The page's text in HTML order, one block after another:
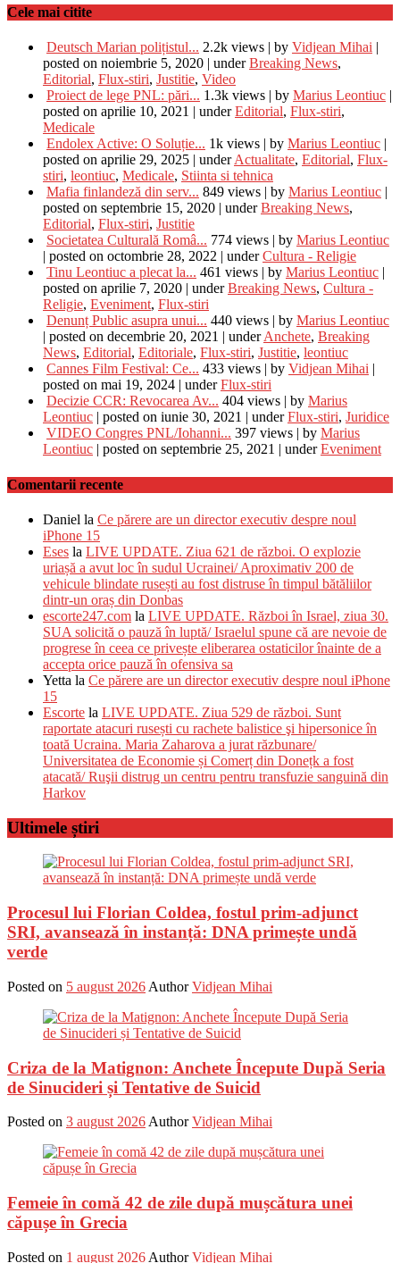
Cele mai citite
Deutsch Marian polițistul... 2.2k views | by Vidjean Mihai |
posted on noiembrie 5, 2020 | underBreaking News,
Editorial, Flux-stiri, Justitie, Video
Proiect de lege PNL: pări... 1.3k views | by Marius Leontiuc |
posted on aprilie 10, 2021 | underEditorial, Flux-stiri,
Medicale
Endolex Active: O Soluție... 1k views | by Marius Leontiuc |
posted on aprilie 29, 2025 | underActualitate, Editorial, Flux-
stiri, leontiuc, Medicale, Stiinta si tehnica
Mafia finlandeză din serv... 849 views | by Marius Leontiuc |
posted on septembrie 15, 2020 | underBreaking News,
Editorial, Flux-stiri, Justitie
Societatea Culturală Româ... 774 views | by Marius Leontiuc
| posted on octombrie 28, 2022 | underCultura - Religie
Tinu Leontiuc a plecat la... 461 views | by Marius Leontiuc |
posted on aprilie 7, 2020 | underBreaking News, Cultura -
Religie, Eveniment, Flux-stiri
Denunț Public asupra unui... 440 views | by Marius Leontiuc
| posted on decembrie 20, 2021 | underAnchete, Breaking
News, Editorial, Editoriale, Flux-stiri, Justitie, leontiuc
Cannes Film Festival: Ce... 433 views | by Vidjean Mihai |
posted on mai 19, 2024 | underFlux-stiri
Decizie CCR: Revocarea Av... 404 views | by Marius
Leontiuc | posted on iunie 30, 2021 | underFlux-stiri, Juridice
VIDEO Congres PNL/Iohanni... 397 views | by Marius
Leontiuc | posted on septembrie 25, 2021 | underEveniment
Comentarii recente
Daniel la Ce părere are un director executiv despre noul
iPhone 15
Eses la LIVE UPDATE. Ziua 621 de război. O explozie
uriașă a avut loc în sudul Ucrainei/ Aproximativ 200 de
vehicule blindate rusești au fost distruse în timpul bătăliilor
dintr-un oraș din Donbas
escorte247.com la LIVE UPDATE. Război în Israel, ziua 30.
SUA solicită o pauză în luptă/ Israelul spune că are nevoie de
progrese în ceea ce privește eliberarea ostaticilor înainte de a
accepta orice pauză în ofensiva sa
Yetta la Ce părere are un director executiv despre noul iPhone
15
Escorte la LIVE UPDATE. Ziua 529 de război. Sunt
raportate atacuri rusești cu rachete balistice şi hipersonice în
toată Ucraina. Maria Zaharova a jurat răzbunare/
Universitatea de Economie și Comerț din Donețk a fost
atacată/ Ruşii distrug un centru pentru transfuzie sanguină din
Harkov
Ultimele știri
Procesul lui Florian Coldea, fostul prim-adjunct
SRI, avansează în instanță: DNA primește undă
verde
Posted on 5 august 2026 Author Vidjean Mihai
Criza de la Matignon: Anchete Începute După Seria
de Sinucideri și Tentative de Suicid
Posted on 3 august 2026 Author Vidjean Mihai
Femeie în comă 42 de zile după mușcătura unei
căpușe în Grecia
Posted on 1 august 2026 Author Vidjean Mihai